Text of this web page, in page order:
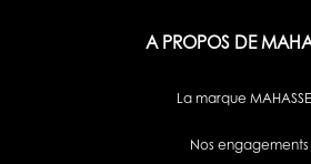
A PROPOS DE
La marque
Nos engagements